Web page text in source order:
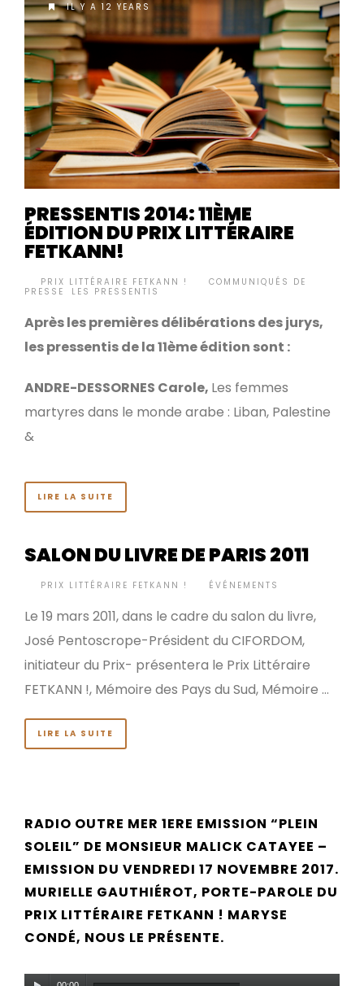
IL Y A 12 YEARS
PRESSENTIS 2014: 11ÈME
ÉDITION DU PRIX LITTÉRAIRE
FETKANN!
PRIX LITTÉRAIRE FETKANN !
COMMUNIQUÉS DE
PRESSE
LES PRESSENTIS
Après les premières délibérations des jurys,
les pressentis de la 11èmeédition sont :
ANDRE-DESSORNES Carole, Les femmes
martyres dans le monde arabe : Liban, Palestine
&
LIRE LA SUITE
SALON DU LIVRE DE PARIS 2011
PRIX LITTÉRAIRE FETKANN ! ÉVÉNEMENTS
Le 19 mars 2011, dans le cadre du salon du livre,
José Pentoscrope-Président du CIFORDOM,
initiateur du Prix- présentera le Prix Littéraire
FETKANN !, Mémoire des Pays du Sud, Mémoire …
LIRE LA SUITE
RADIO OUTRE MER 1ERE EMISSION “PLEIN
SOLEIL” DE MONSIEUR MALICK CATAYEE –
EMISSION DU VENDREDI 17 NOVEMBRE 2017.
MURIELLE GAUTHIÉROT, PORTE-PAROLE DU
PRIX LITTÉRAIRE FETKANN ! MARYSE
CONDÉ, NOUS LE PRÉSENTE.
Audio